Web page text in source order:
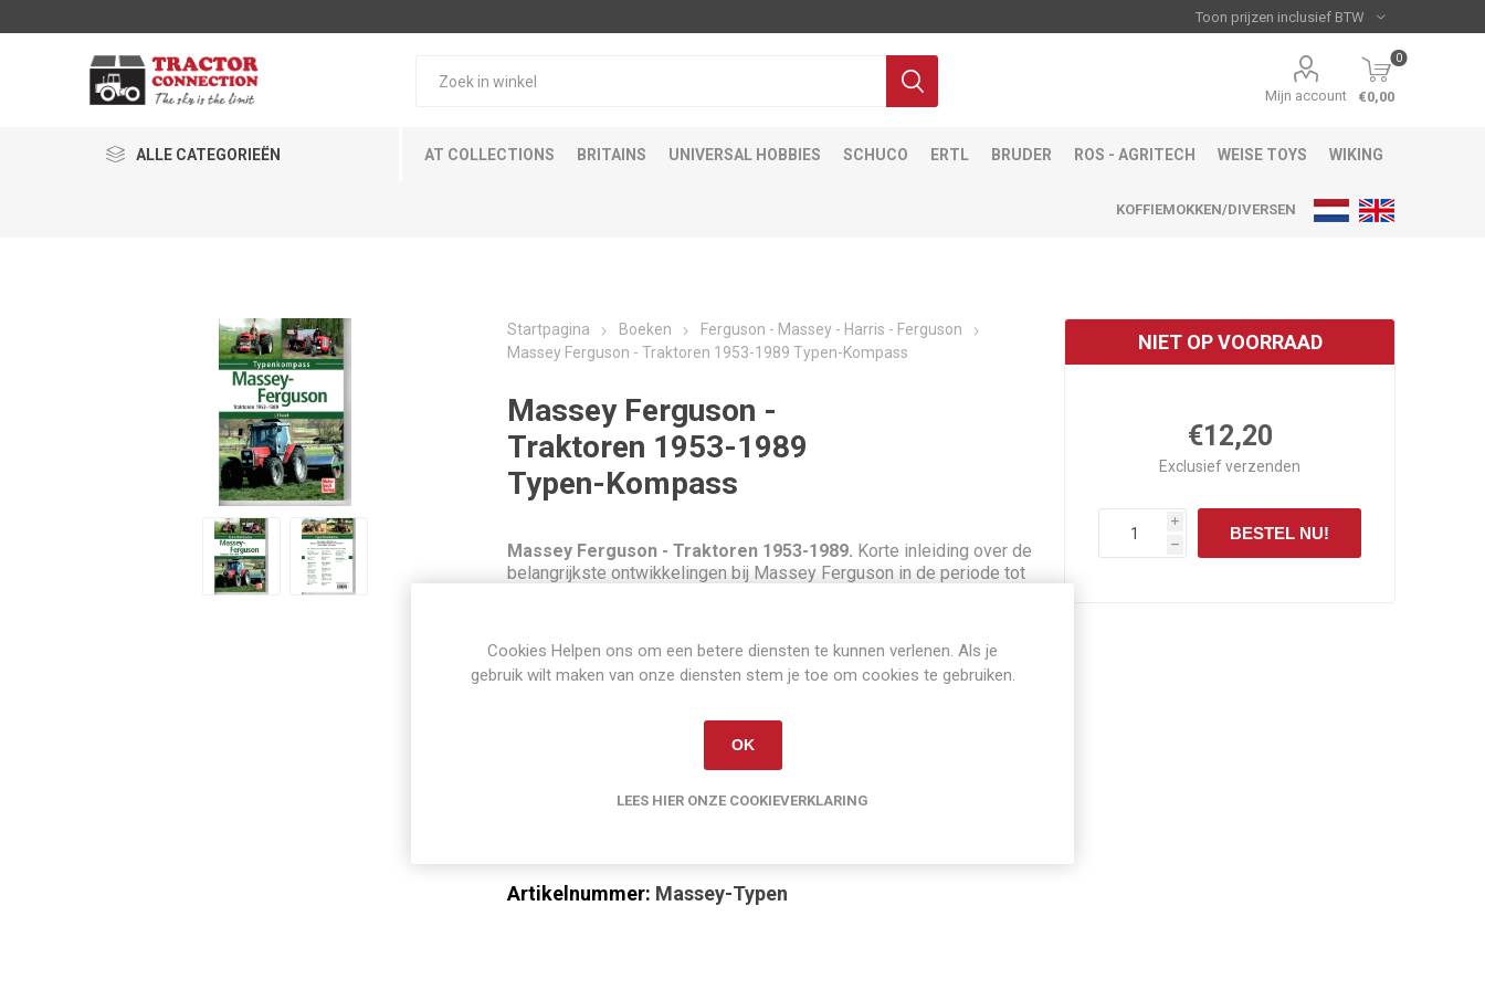
Mijn account
0
€0,00
ALLE CATEGORIEËN AT COLLECTIONS BRITAINS UNIVERSAL HOBBIES SCHUCO ERTL BRUDER ROS - AGRITECH WEISE TOYS WIKING
KOFFIEMOKKEN/DIVERSEN
Startpagina Boeken
Ferguson - Massey - Harris - Ferguson
Massey Ferguson - Traktoren 1953-1989 Typen-Kompass
Massey Ferguson -
Traktoren 1953-1989
Typen-Kompass
Massey Ferguson - Traktoren 1953-1989. Korte inleiding over de
belangrijkste ontwikkelingen bij Massey Ferguson in de periode tot
periode van de 300 en 3000 serie.
schrijver: Ulf Kaack
Artikelnummer: Massey-Typen
NIET OP VOORRAAD
€12,20
Exclusiefverzenden
i
h
BESTEL NU!
Cookies Helpen ons om een betere diensten te kunnen verlenen. Als je
gebruik wilt maken van onze diensten stem je toe om cookies te gebruiken.
OK
LEES HIER ONZE COOKIEVERKLARING